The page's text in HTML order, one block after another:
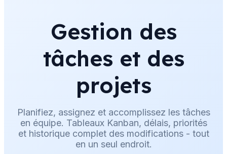
Gestion des
tâches et des
projets
Planifiez, assignez et accomplissez les tâches
en équipe. Tableaux Kanban, délais, priorités
et historique complet des modifications - tout
en un seul endroit.